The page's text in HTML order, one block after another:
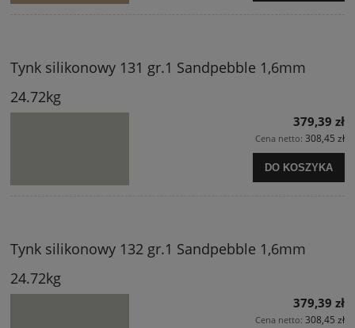
Tynk silikonowy 131 gr.1 Sandpebble 1,6mm
24.72kg
379,39 zł
Cena netto: 308,45 zł
DO KOSZYKA
Tynk silikonowy 132 gr.1 Sandpebble 1,6mm
24.72kg
379,39 zł
Cena netto: 308,45 zł